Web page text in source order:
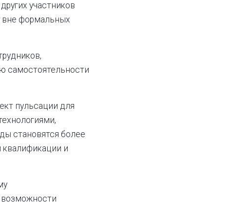
участников
вне формальных
самостоятельности
пульсации для
становятся более
и
возможности